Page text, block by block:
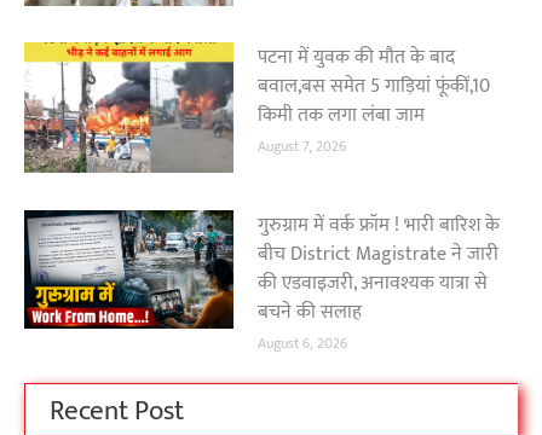
पटना में युवक की मौत के बाद
बवाल,बस समेत 5 गाड़ियां फूंकीं,10
किमी तक लगा लंबा जाम
August 7, 2026
गुरुग्राम में वर्क फ्रॉम ! भारी बारिश के
बीच District Magistrate ने जारी
की एडवाइजरी, अनावश्यक यात्रा से
बचने की सलाह
August 6, 2026
Recent Post